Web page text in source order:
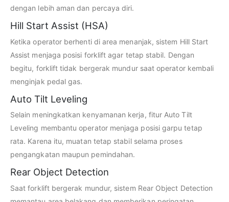
dengan lebih aman dan percaya diri.
Hill Start Assist (HSA)
Ketika operator berhenti di area menanjak, sistem Hill Start
Assist menjaga posisi forklift agar tetap stabil. Dengan
begitu, forklift tidak bergerak mundur saat operator kembali
menginjak pedal gas.
Auto Tilt Leveling
Selain meningkatkan kenyamanan kerja, fitur Auto Tilt
Leveling membantu operator menjaga posisi garpu tetap
rata. Karena itu, muatan tetap stabil selama proses
pengangkatan maupun pemindahan.
Rear Object Detection
Saat forklift bergerak mundur, sistem Rear Object Detection